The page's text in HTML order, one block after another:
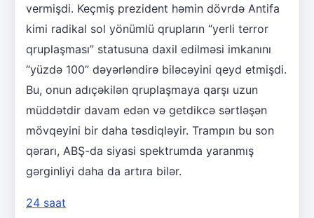
vermişdi. Keçmiş prezident həmin dövrdə Antifa
kimi radikal sol yönümlü qrupların “yerli terror
qruplaşması” statusuna daxil edilməsi imkanını
“yüzdə 100” dəyərləndirə biləcəyini qeyd etmişdi.
Bu, onun adıçəkilən qruplaşmaya qarşı uzun
müddətdir davam edən və getdikcə sərtləşən
mövqeyini bir daha təsdiqləyir. Trampın bu son
qərarı, ABŞ-da siyasi spektrumda yaranmış
gərginliyi daha da artıra bilər.
24 saat